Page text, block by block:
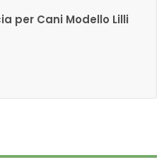
per Cani Modello Lilli